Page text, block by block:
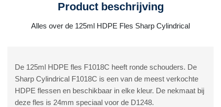
Product beschrijving
Alles over de 125ml HDPE Fles Sharp Cylindrical
De 125ml HDPE fles F1018C heeft ronde schouders. De
Sharp Cylindrical F1018C is een van de meest verkochte
HDPE flessen en beschikbaar in elke kleur. De nekmaat bij
deze fles is 24mm speciaal voor de D1248.